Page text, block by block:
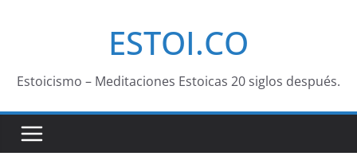
ESTOI.CO
Estoicismo – Meditaciones Estoicas 20 siglos después.